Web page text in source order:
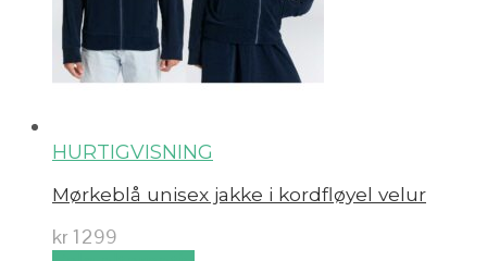
HURTIGVISNING
Mørkeblå unisex jakke i kordfløyel velur
kr 1299